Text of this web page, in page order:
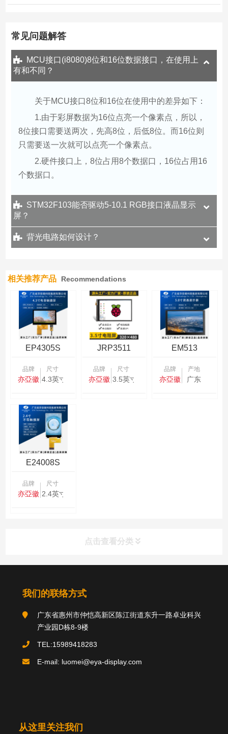
泛适用于工业消费医疗,智能家居等领域
常见问题解答
MCU接口(i8080)8位和16位数据接口，在使用上
有和不同？
关于MCU接口8位和16位在使用中的差异如下：
1.由于彩屏数据为16位点亮一个像素点，所以，
8位接口需要送两次，先高8位，后低8位。而16位则
只需要送一次就可以点亮一个像素点。
2.硬件接口上，8位占用8个数据口，16位占用16
个数据口。
STM32F103能否驱动5-10.1 RGB接口液晶显示
屏？
背光电路如何设计？
相关推荐产品 Recommendations
EP4305S
品牌
亦亞徽
尺寸
4.3英寸
JRP3511
品牌
亦亞徽
尺寸
3.5英寸
EM513
品牌
亦亞徽
产地
广东
E24008S
品牌
亦亞徽
尺寸
2.4英寸
点击查看分类
分类导航
关于我们
我们的联络方式
广东省惠州市仲恺高新区陈江街道东升一路卓业科兴
产业园D栋8-9楼
TEL:15989418283
E-mail: luomei@eya-display.com
从这里关注我们